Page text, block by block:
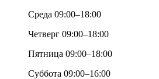
Среда 09:00–18:00
Четверг 09:00–18:00
Пятница 09:00–18:00
Суббота 09:00–16:00